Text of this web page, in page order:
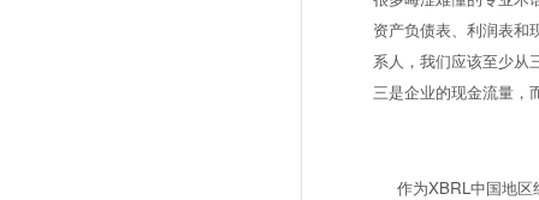
资产负债表、利润表和
系人，我们应该至少从
三是企业的现金流量，
作为XBRL中国地区